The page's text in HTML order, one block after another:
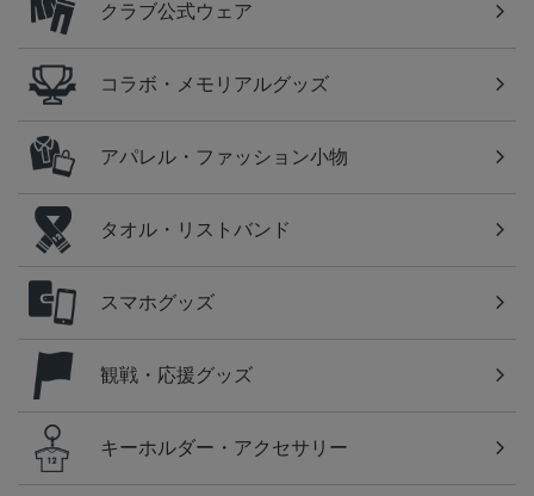
クラブ公式ウェア
コラボ・メモリアルグッズ
アパレル・ファッション小物
タオル・リストバンド
スマホグッズ
観戦・応援グッズ
キーホルダー・アクセサリー